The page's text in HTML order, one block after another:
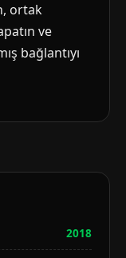
ortak
ve
bağlantıyı
2018